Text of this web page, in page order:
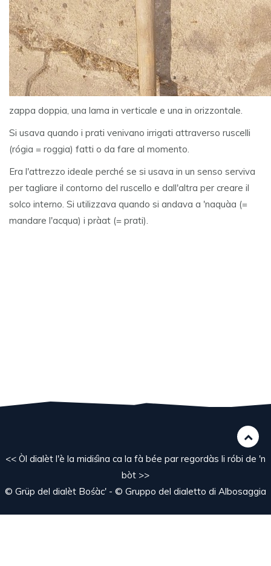
zappa doppia, una lama in verticale e una in orizzontale.
Si usava quando i prati venivano irrigati attraverso ruscelli
(rógia = roggia) fatti o da fare al momento.
Era l'attrezzo ideale perché se si usava in un senso serviva
per tagliare il contorno del ruscello e dall'altra per creare il
solco interno. Si utilizzava quando si andava a 'naquàa (=
mandare l'acqua) i pràat (= prati).
<< Òl dialèt l'è la midiśìna ca la fà bée par regordàs li róbi de 'n
bòt >>
© Grüp del dialèt Bośàc' - © Gruppo del dialetto di Albosaggia